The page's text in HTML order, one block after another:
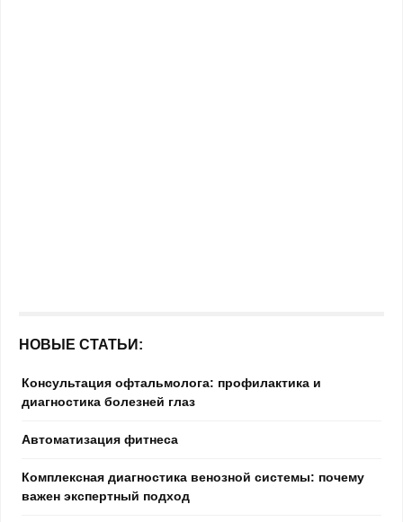
НОВЫЕ СТАТЬИ:
Консультация офтальмолога: профилактика и
диагностика болезней глаз
Автоматизация фитнеса
Комплексная диагностика венозной системы: почему
важен экспертный подход